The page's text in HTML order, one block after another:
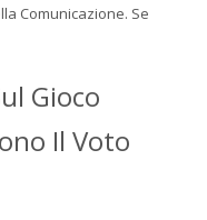
Comunicazione. Se
Gioco
Il Voto